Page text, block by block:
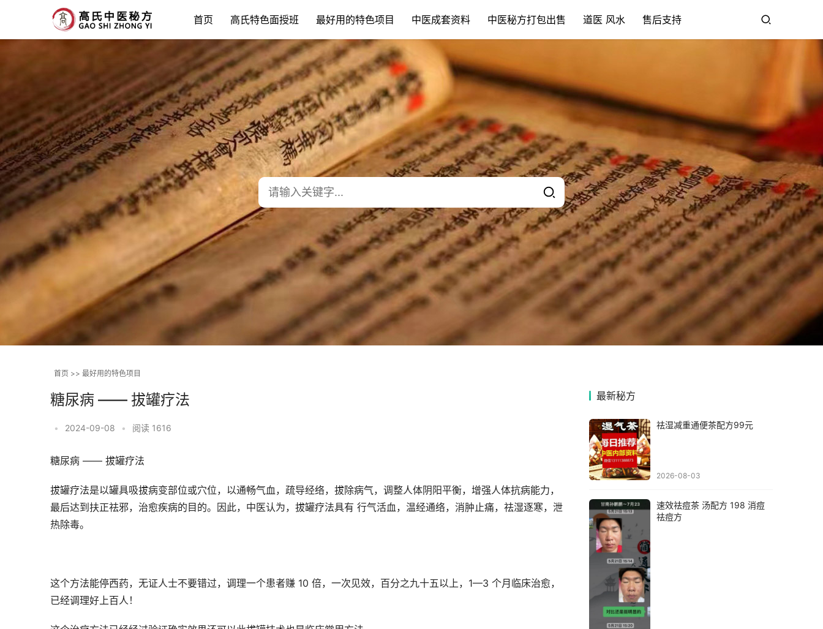
首页 高氏特色面授班 最好用的特色项目 中医成套资料 中医秘方打包出售 道医 风水 售后支持
首页 >> 最好用的特色项目
糖尿病 —— 拔罐疗法
• 2024-09-08 • 阅读 1616
糖尿病 —— 拔罐疗法
拔罐疗法是以罐具吸拔病变部位或穴位，以通畅气血，疏导经络，拔除病气，调整人体阴阳平衡，增强人体抗病能力，
最后达到扶正祛邪，治愈疾病的目的。因此，中医认为，拔罐疗法具有 行气活血，温经通络，消肿止痛，祛湿逐寒，泄
热除毒。
这个方法能停西药，无证人士不要错过，调理一个患者赚 10 倍，一次见效，百分之九十五以上，1—3 个月临床治愈，
已经调理好上百人！
最新秘方
祛湿减重通便茶配方99元
2026-08-03
速效祛痘茶 汤配方 198 消痘
祛痘方